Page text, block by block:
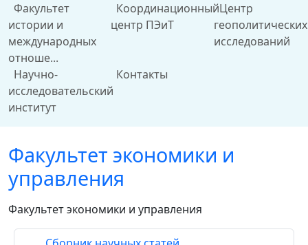
Факультет
истории и
международных
отноше...
Координационный
центр ПЭиТ
Центр
геополитических
исследований
Научно-
исследовательский
институт
Контакты
Факультет экономики и
управления
Факультет экономики и управления